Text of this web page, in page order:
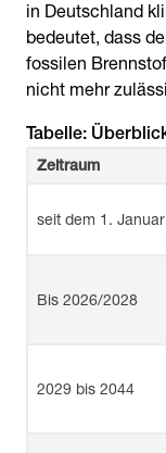
in Deutschland
bedeutet, dass
fossilen
nicht mehr
Tabelle:
Zeitraum
seit dem 1.
Bis 2026/2028
2029 bis 2044